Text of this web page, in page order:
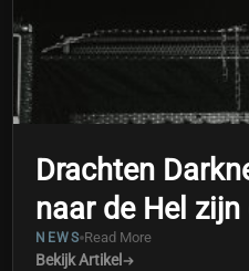
Drachten
naar de Hel zijn
NEWS Read More
Bekijk Artikel